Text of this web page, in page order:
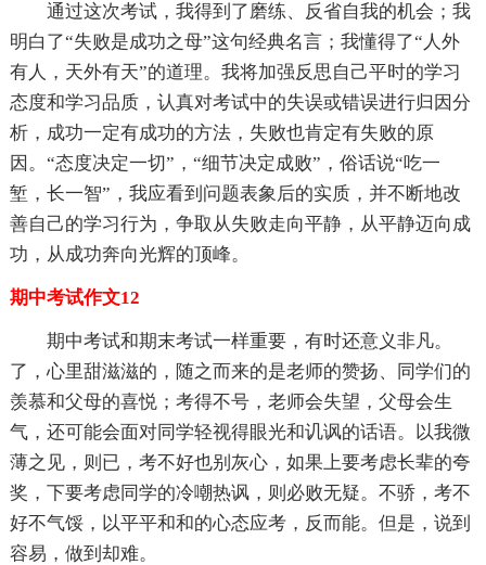
通过这次考试，我得到了磨练、反省自我的机会；我
明白了“失败是成功之母”这句经典名言；我懂得了“人外
有人，天外有天”的道理。我将加强反思自己平时的学习
态度和学习品质，认真对考试中的失误或错误进行归因分
析，成功一定有成功的方法，失败也肯定有失败的原
因。“态度决定一切”，“细节决定成败”，俗话说“吃一
堑，长一智”，我应看到问题表象后的实质，并不断地改
善自己的学习行为，争取从失败走向平静，从平静迈向成
功，从成功奔向光辉的顶峰。
期中考试作文12
期中考试和期末考试一样重要，有时还意义非凡。
了，心里甜滋滋的，随之而来的是老师的赞扬、同学们的
羡慕和父母的喜悦；考得不号，老师会失望，父母会生
气，还可能会面对同学轻视得眼光和讥讽的话语。以我微
薄之见，则已，考不好也别灰心，如果上要考虑长辈的夸
奖，下要考虑同学的冷嘲热讽，则必败无疑。不骄，考不
好不气馁，以平平和和的心态应考，反而能。但是，说到
容易，做到却难。